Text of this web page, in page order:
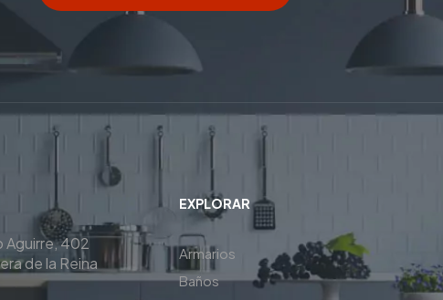
Aguirre, 402
de la Reina
EXPLORAR
Armarios
Baños